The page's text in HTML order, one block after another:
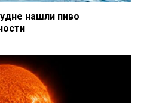
нашли пиво